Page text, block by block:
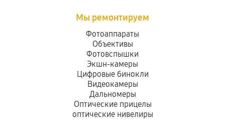
Мы ремонтируем
Фотоаппараты
Объективы
Фотовспышки
Экшн-камеры
Цифровые бинокли
Видеокамеры
Дальномеры
Оптические прицелы
оптические нивелиры